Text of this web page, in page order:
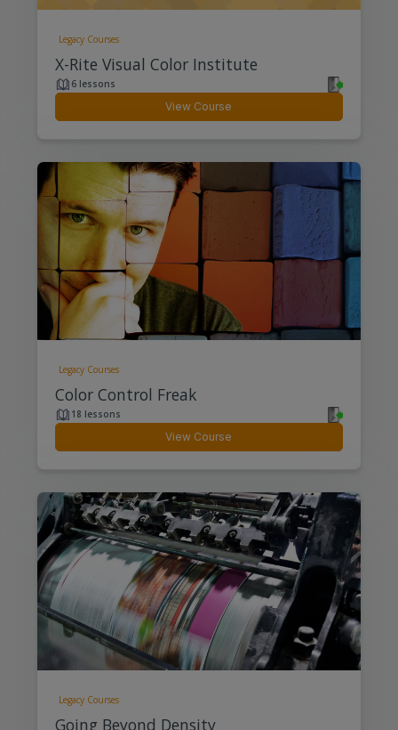
Legacy Courses
X-Rite Visual Color Institute
6 lessons
View Course
Legacy Courses
Color Control Freak
18 lessons
View Course
Legacy Courses
Going Beyond Density